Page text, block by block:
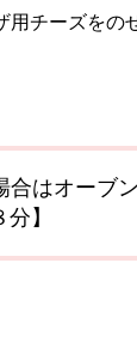
チーズをの
はオーブ
】